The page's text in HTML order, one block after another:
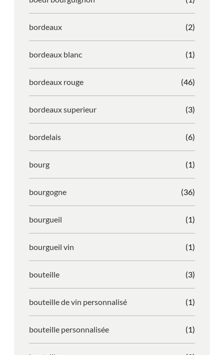
bordeaux (2)
bordeaux blanc (1)
bordeaux rouge (46)
bordeaux superieur (3)
bordelais (6)
bourg (1)
bourgogne (36)
bourgueil (1)
bourgueil vin (1)
bouteille (3)
bouteille de vin personnalisé (1)
bouteille personnalisée (1)